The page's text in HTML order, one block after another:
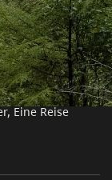
文 – China
Website
Eine Reise